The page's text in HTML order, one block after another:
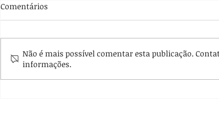
Curso “História das Ideias
EGD
Comentários
Não é mais possível comentar esta publicação.
informações.